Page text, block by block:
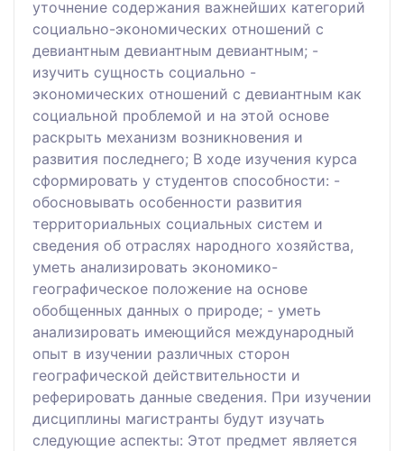
уточнение содержания важнейших категорий
социально-экономических отношений с
девиантным девиантным девиантным; -
изучить сущность социально -
экономических отношений с девиантным как
социальной проблемой и на этой основе
раскрыть механизм возникновения и
развития последнего; В ходе изучения курса
сформировать у студентов способности: -
обосновывать особенности развития
территориальных социальных систем и
сведения об отраслях народного хозяйства,
уметь анализировать экономико-
географическое положение на основе
обобщенных данных о природе; - уметь
анализировать имеющийся международный
опыт в изучении различных сторон
географической действительности и
реферировать данные сведения. При изучении
дисциплины магистранты будут изучать
следующие аспекты: Этот предмет является